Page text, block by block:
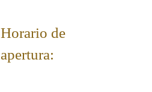
Horario de
apertura: